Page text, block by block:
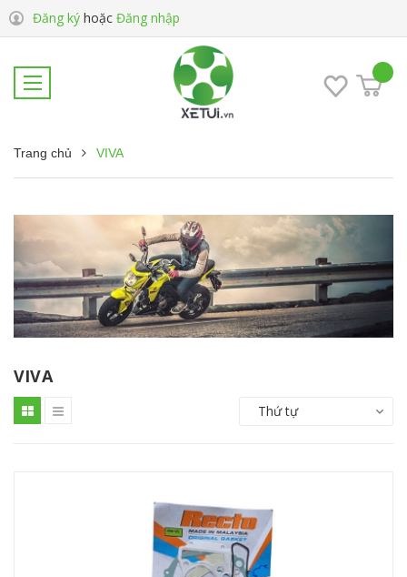
Đăng ký hoặc Đăng nhập
Trang chủ VIVA
VIVA
Thứ tự